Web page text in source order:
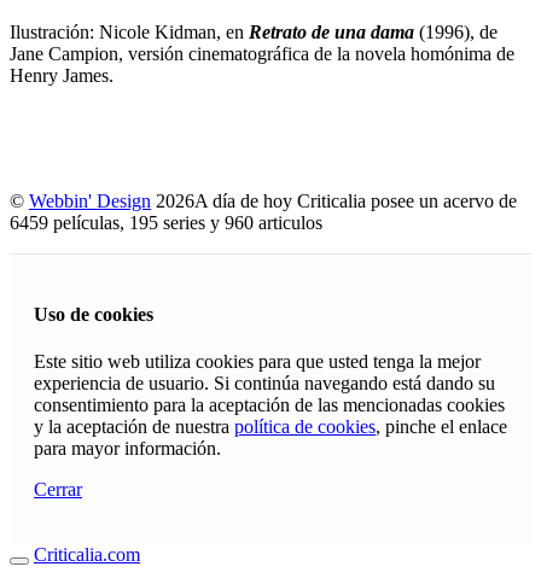
Ilustración: Nicole Kidman, en Retrato de una dama (1996), de
Jane Campion, versión cinematográfica de la novela homónima de
Henry James.
© Webbin' Design 2026A día de hoy Criticalia posee un acervo de
6459 películas, 195 series y 960 articulos
Uso de cookies
Este sitio web utiliza cookies para que usted tenga la mejor
experiencia de usuario. Si continúa navegando está dando su
consentimiento para la aceptación de las mencionadas cookies
y la aceptación de nuestra política de cookies, pinche el enlace
para mayor información.
Cerrar
Criticalia.com